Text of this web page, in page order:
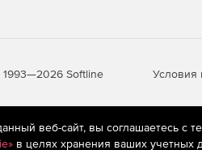
Softline Условия
рекомендательные технологии
веб-сайт, вы соглашаетесь с
в целях хранения ваших учетных